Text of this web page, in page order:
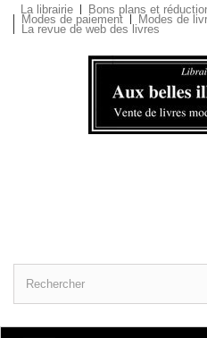
La librairie Bons plans et
Modes de paiement Modes de
La revue de web des livres